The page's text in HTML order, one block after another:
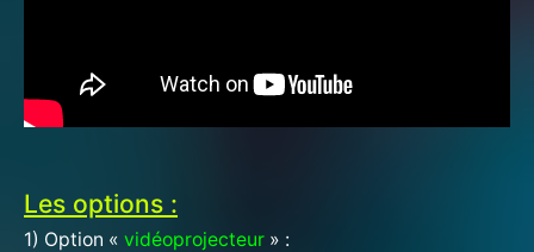
Les options :
1) Option « vidéoprojecteur » :